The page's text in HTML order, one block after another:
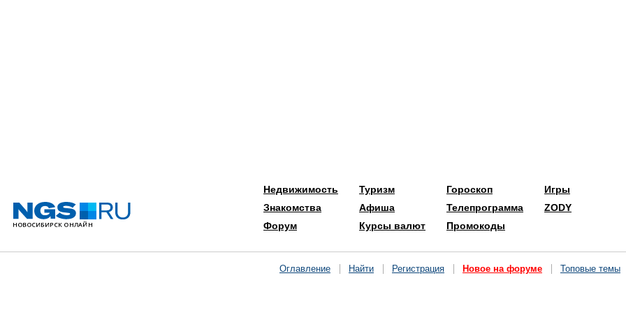
Недвижимость
Знакомства
Форум
Туризм
Афиша
Курсы валют
Гороскоп
Телепрограмма
Промокоды
Игры
ZODY
Оглавление Найти Регистрация Новое на форуме Топовые темы